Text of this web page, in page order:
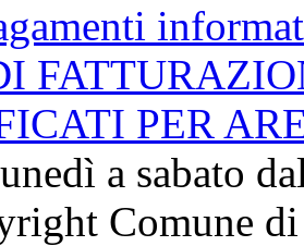
PER
a sabato
Comune